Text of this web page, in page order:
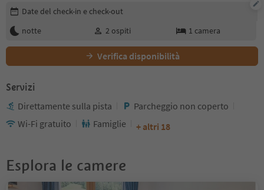
Modifica i dettagli della prenotazione
Date del check-in e check-out
notte
2 ospiti 1 camera
Verifica disponibilità
Servizi
Direttamente sulla pista
Parcheggio non coperto
Wi-Fi gratuito
Famiglie + altri 18
Esplora le camere